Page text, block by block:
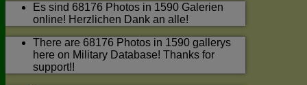
Es sind 68176 Photos in 1590 Galerien
online! Herzlichen Dank an alle!
There are 68176 Photos in 1590 gallerys
here on Military Database! Thanks for
support!!